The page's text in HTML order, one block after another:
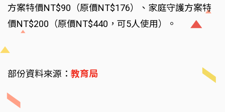
方案特價NT$90（原價NT$176）、家庭守護方案特
價NT$200（原價NT$440，可5人使用）。
部份資料來源： 教育局